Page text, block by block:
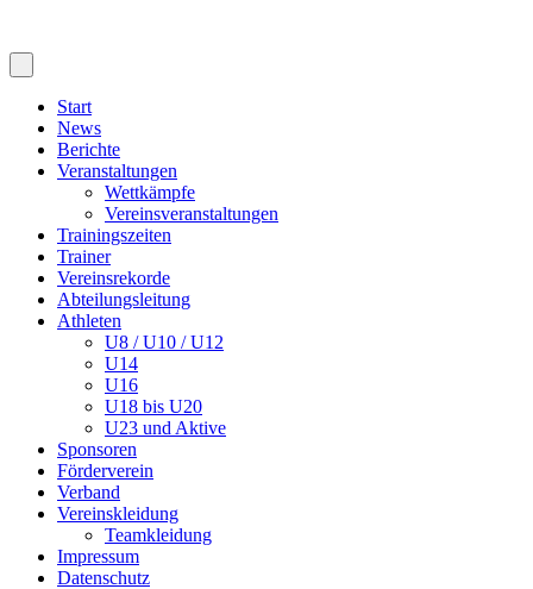
Start
News
Berichte
Veranstaltungen
Wettkämpfe
Vereinsveranstaltungen
Trainingszeiten
Trainer
Vereinsrekorde
Abteilungsleitung
Athleten
U8 / U10 / U12
U14
U16
U18 bis U20
U23 und Aktive
Sponsoren
Förderverein
Verband
Vereinskleidung
Teamkleidung
Impressum
Datenschutz